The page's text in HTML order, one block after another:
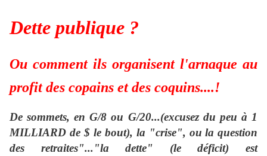
Dette publique ?
Ou comment ils organisent l'arnaque au
profit des copains et des coquins....!
De sommets, en G/8 ou G/20...(excusez du peu à 1
MILLIARD de $ le bout), la "crise", ou la question
des retraites"..."la dette" (le déficit) est